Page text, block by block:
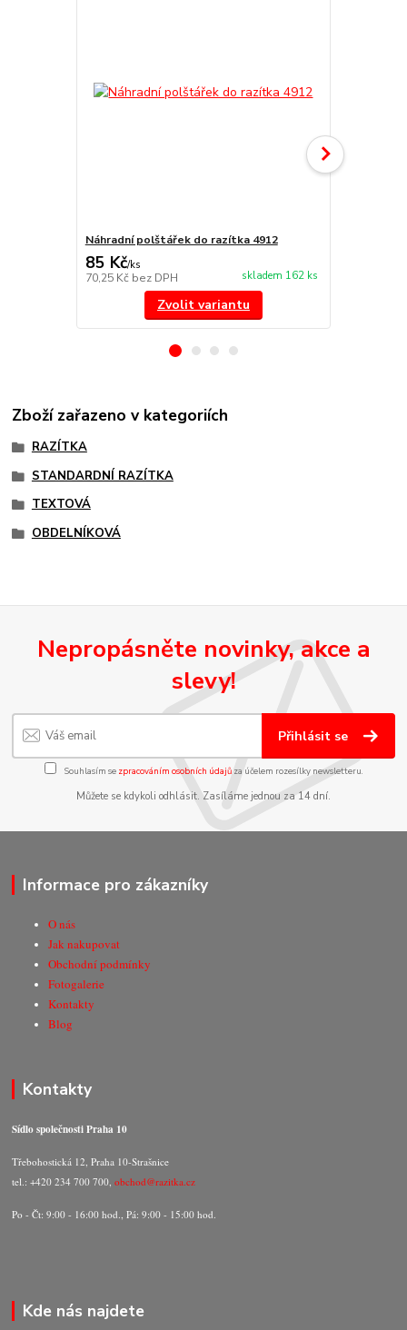
Náhradní polštářek do razítka 4912
85 Kč/ks
70,25 Kč bez DPH skladem 162 ks
Zvolit variantu
Zboží zařazeno v kategoriích
RAZÍTKA
STANDARDNÍ RAZÍTKA
TEXTOVÁ
OBDELNÍKOVÁ
Nepropásněte novinky, akce a
slevy!
Přihlásit se
Souhlasím se zpracováním osobních údajůza účelem rozesílky newsletteru.
Můžete se kdykoli odhlásit. Zasíláme jednou za 14 dní.
Informace pro zákazníky
O nás
Jak nakupovat
Obchodní podmínky
Fotogalerie
Kontakty
Blog
Kontakty
Sídlo společnosti Praha 10
Třebohostická 12, Praha 10-Strašnice
tel.: +420 234 700 700,obchod@razitka.cz
Po - Čt: 9:00 - 16:00 hod., Pá: 9:00 - 15:00 hod.
Kde nás najdete